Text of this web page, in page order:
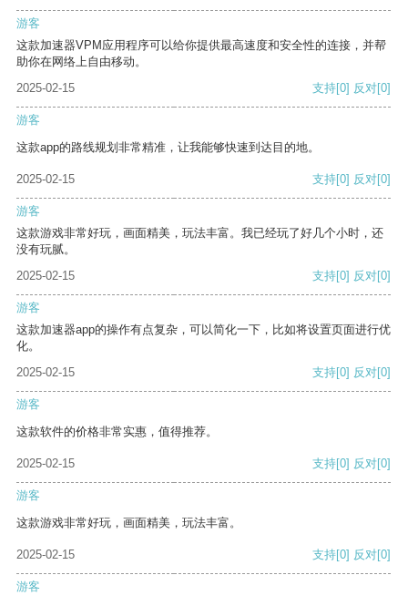
游客
这款加速器VPM应用程序可以给你提供最高速度和安全性的连接，并帮
助你在网络上自由移动。
2025-02-15
支持[0] 反对[0]
游客
这款app的路线规划非常精准，让我能够快速到达目的地。
2025-02-15 支持[0] 反对[0]
游客
这款游戏非常好玩，画面精美，玩法丰富。我已经玩了好几个小时，还
没有玩腻。
2025-02-15
支持[0] 反对[0]
游客
这款加速器app的操作有点复杂，可以简化一下，比如将设置页面进行优
化。
2025-02-15
支持[0] 反对[0]
游客
这款软件的价格非常实惠，值得推荐。
2025-02-15 支持[0] 反对[0]
游客
这款游戏非常好玩，画面精美，玩法丰富。
2025-02-15 支持[0] 反对[0]
游客